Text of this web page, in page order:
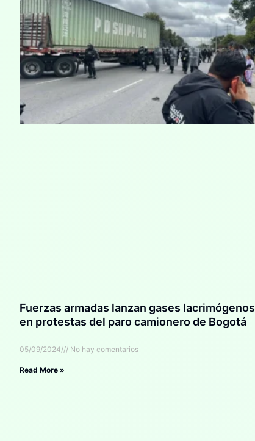
Fuerzas armadas lanzan gases lacrimógenos
en protestas del paro camionero de Bogotá
05/09/2024 No hay comentarios
Read More »